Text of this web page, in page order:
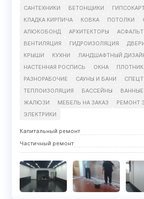
САНТЕХНИКИ
БЕТОНЩИКИ
КЛАДКА КИРПИЧА
КОВКА ПОТОЛКИ
АЛЮКОБОНД
АРХИТЕКТОРЫ
ВЕНТИЛЯЦИЯ
ГИДРОИЗОЛЯЦИЯ
КРЫШИ
КУХНИ ЛАНДШАФТНЫЙ
НАСТЕННАЯ РОСПИСЬ
ОКНА
РАЗНОРАБОЧИЕ
САУНЫ И БАНИ
ТЕПЛОИЗОЛЯЦИЯ
БАССЕЙНЫ
ЖАЛЮЗИ
МЕБЕЛЬ НА ЗАКАЗ
РЕМОНТ
ЭЛЕКТРИКИ
Капитальный ремонт
Частичный ремонт